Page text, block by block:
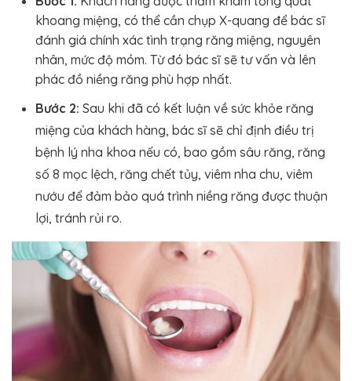
khoang miệng, có thể cần chụp X-quang để bác sĩ
đánh giá chính xác tình trạng răng miệng, nguyên
nhân, mức độ móm. Từ đó bác sĩ sẽ tư vấn và lên
phác đồ niềng răng phù hợp nhất.
Bước 2: Sau khi đã có kết luận về sức khỏe răng
miệng của khách hàng, bác sĩ sẽ chỉ định điều trị
bệnh lý nha khoa nếu có, bao gồm sâu răng, răng
số 8 mọc lệch, răng chết tủy, viêm nha chu, viêm
nướu để đảm bảo quá trình niềng răng được thuận
lợi, tránh rủi ro.